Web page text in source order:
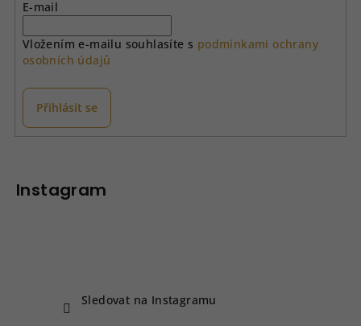
E-mail
Vložením e-mailu souhlasíte s podmínkami ochrany
osobních údajů
Přihlásit se
Instagram
Sledovat na Instagramu